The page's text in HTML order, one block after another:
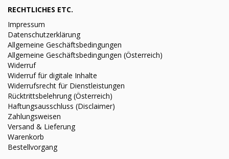
RECHTLICHES ETC.
Impressum
Datenschutzerklärung
Allgemeine Geschäftsbedingungen
Allgemeine Geschäftsbedingungen (Österreich)
Widerruf
Widerruf für digitale Inhalte
Widerrufsrecht für Dienstleistungen
Rücktrittsbelehrung (Österreich)
Haftungsausschluss (Disclaimer)
Zahlungsweisen
Versand & Lieferung
Warenkorb
Bestellvorgang